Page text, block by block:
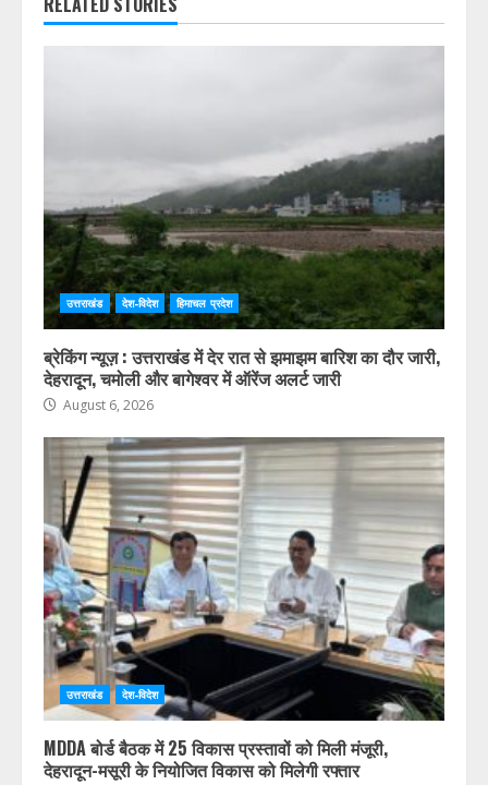
उत्तराखंड देश-विदेश हिमाचल प्रदेश
ब्रेकिंग न्यूज़ : उत्तराखंड में देर रात से झमाझम बारिश का दौर जारी,
देहरादून, चमोली और बागेश्वर में ऑरेंज अलर्ट जारी
August 6, 2026
उत्तराखंड देश-विदेश
MDDA बोर्ड बैठक में 25 विकास प्रस्तावों को मिली मंजूरी,
देहरादून-मसूरी के नियोजित विकास को मिलेगी रफ्तार